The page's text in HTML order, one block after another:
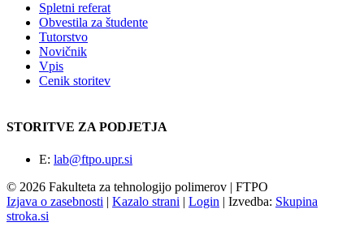
Spletni referat
Obvestila za študente
Tutorstvo
Novičnik
Vpis
Cenik storitev
STORITVE ZA PODJETJA
E: lab@ftpo.upr.si
© 2026 Fakulteta za tehnologijo polimerov | FTPO
Izjava o zasebnosti | Kazalo strani | Login | Izvedba: Skupina
stroka.si